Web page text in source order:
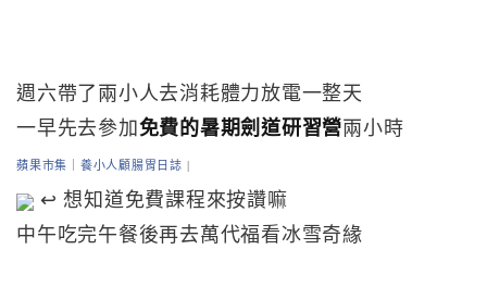
週六帶了兩小人去消耗體力放電一整天
一早先去參加 免費的暑期劍道研習營兩小時
蘋果市集｜養小人顧腸胃日誌 |
↩ 想知道免費課程來按讚嘛
中午吃完午餐後再去萬代福看冰雪奇緣